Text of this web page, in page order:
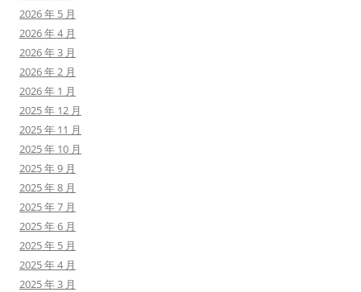
2026 年 5 月
2026 年 4 月
2026 年 3 月
2026 年 2 月
2026 年 1 月
2025 年 12 月
2025 年 11 月
2025 年 10 月
2025 年 9 月
2025 年 8 月
2025 年 7 月
2025 年 6 月
2025 年 5 月
2025 年 4 月
2025 年 3 月